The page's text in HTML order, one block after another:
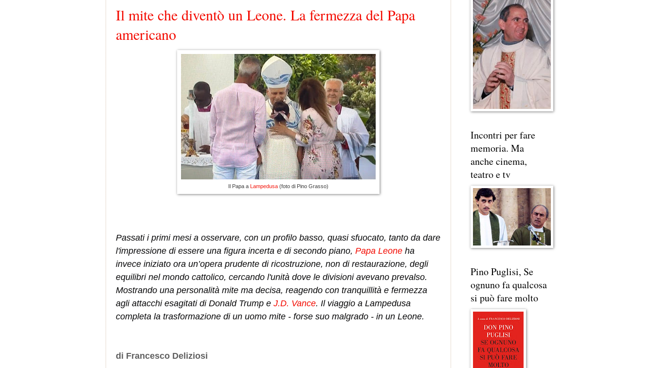
Il mite che diventò un Leone. La fermezza del Papa
americano
Il Papa a Lampedusa (foto di Pino Grasso)
Passati i primi mesi a osservare, con un profilo basso, quasi sfuocato, tanto da dare
l'impressione di essere una figura incerta e di secondo piano, Papa Leone ha
invece iniziato ora un’opera prudente di ricostruzione, non di restaurazione, degli
equilibri nel mondo cattolico, cercando l'unità dove le divisioni avevano prevalso.
Mostrando una personalità mite ma decisa, reagendo con tranquillità e fermezza
agli attacchi esagitati di Donald Trump e J.D. Vance. Il viaggio a Lampedusa
completa la trasformazione di un uomo mite - forse suo malgrado - in un Leone.
di Francesco Deliziosi
Incontri per fare
memoria. Ma
anche cinema,
teatro e tv
Pino Puglisi, Se
ognuno fa qualcosa
si può fare molto